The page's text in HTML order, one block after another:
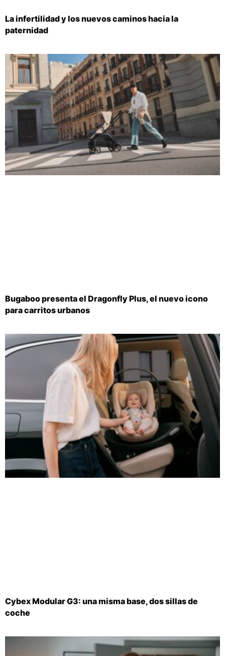
La infertilidad y los nuevos caminos hacia la
paternidad
Bugaboo presenta el Dragonfly Plus, el nuevo icono
para carritos urbanos
Cybex Modular G3: una misma base, dos sillas de
coche